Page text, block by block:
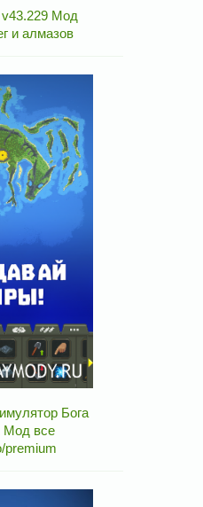
Мод
и алмазов
Бога
Мод все
premium